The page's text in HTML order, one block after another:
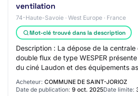
ventilation
74-Haute-Savoie · West Europe · France
Mot-clé trouvé dans la description
Description : La dépose de la
double flux de type WESPER
du ciné Laudon et des équipements
Acheteur: COMMUNE DE SAINT-JORIOZ
Date de publication: 9 oct. 2025Date limite: